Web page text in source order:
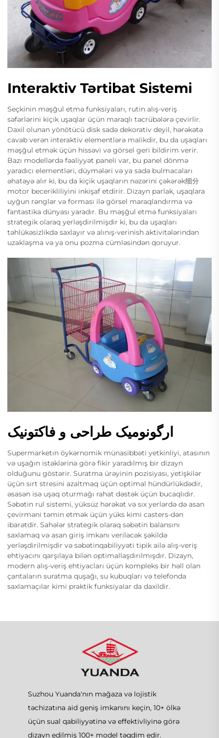
Interaktiv Tərtibat Sistemi
Seçkinin məşğul etmə funksiyaları, rutin alış-veriş
səfərlərini kiçik uşaqlar üçün maraqlı təcrübələrə çevirlir.
Daxil olunan yönötücü disk sadə dekorativ deyil, hərəkətə
cavab verən interaktiv elementlərə malikdir, bu da uşaqları
məşğul etmək üçün hissəvi və görsel geri bildirim verir.
Bazı modellərdə fəaliyyət paneli var, bu panel dönmə
yaradıcı elementləri, düymələri və ya sadə bulmacaları
əhatəyə alır ki, bu da kiçik uşaqların nəzərini çəkərək细分
motor becerikliliyini inkişaf etdirir. Dizayn parlak, uşaqlara
uyğun rənglər və forması ilə görsel maraqlandırma və
fantastika dünyası yaradır. Bu məşğul etmə funksiyaları
strategik olaraq yerləşdirilmişdir ki, bu da uşaqları
təhlükəsizlikdə saxlayır və alınış-verinish aktivitələrindən
uzaklaşma və ya onu pozma cümləsindən qoruyur.
ارگونومیک طراحی و فاکتونیک
Supermarketın öykərnomik münasibbəti yetkinliyi, atasının
və uşağın istəklərinə görə fikir yaradılmış bir dizayn
olduğunu göstərir. Suratma ürəyinin pozisiyası, yetişkilər
üçün sırt stresini azaltmaq üçün optimal hündürlükdədir,
əsasən isə uşaq oturmağı rahat dəstək üçün bucaqlıdır.
Səbətin rul sistemi, yüksüz hərəkət və sıx yerlərdə də asan
çevirməni təmin etmək üçün yüks kimi casters-dən
ibarətdir. Sahələr strategik olaraq səbətin balansını
saxlamaq və asan giriş imkanı veriləcək şəkildə
yerləşdirilmişdir və səbətinqabiliyyəti tipik ailə alış-veriş
ehtiyacını qarşılaya bilən optimallaşdırılmışdır. Dizayn,
modern alış-veriş ehtiyacları üçün kompleks bir həll olan
çantaların suratma quşağı, su kubuqları və telefonda
saxlamaçılar kimi praktik funksiyalar da daxildir.
Suzhou Yuanda'nın mağaza və lojistik
təchizatına aid geniş imkanını keçin, 10+ ölkə
üçün sual qabiliyyətinə və effektivliyinə görə
dizayn edilmiş 100+ model təqdim edir.